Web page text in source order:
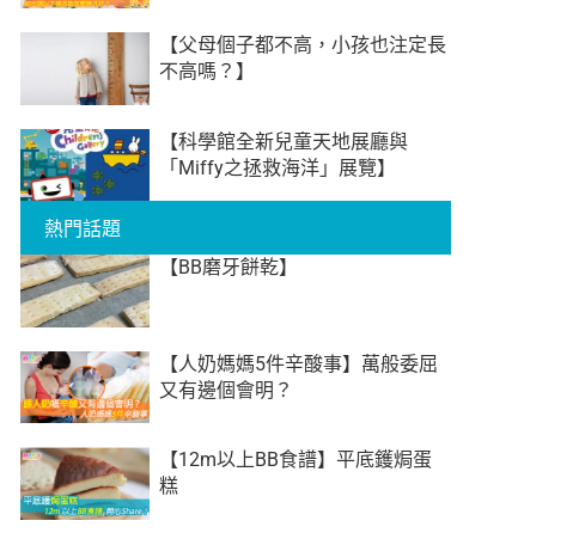
【父母個子都不高，小孩也注定長
不高嗎？】
【科學館全新兒童天地展廳與
「Miffy之拯救海洋」展覽】
熱門話題
【BB磨牙餅乾】
【人奶媽媽5件辛酸事】萬般委屈
又有邊個會明？
【12m以上BB食譜】平底鑊焗蛋
糕